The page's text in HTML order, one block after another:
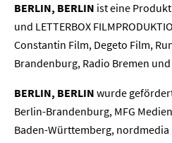
BERLIN, BERLIN ist eine
und LETTERBOX
Constantin Film, Degeto Film,
Brandenburg, Radio Bremen
BERLIN, BERLIN wurde
Berlin-Brandenburg, MFG
Baden-Württemberg, nordmedia